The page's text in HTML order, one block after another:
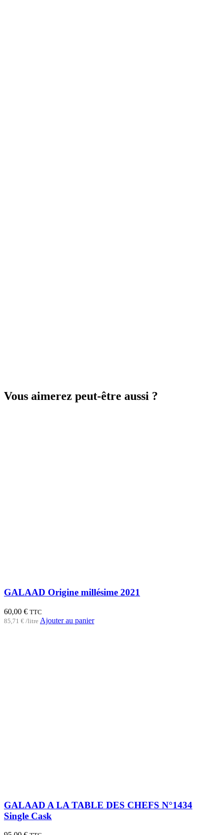
Vous aimerez peut-être aussi ?
GALAAD Origine millésime 2021
60,00 € TTC
85,71 € /litre Ajouter au panier
GALAAD A LA TABLE DES CHEFS N°1434
Single Cask